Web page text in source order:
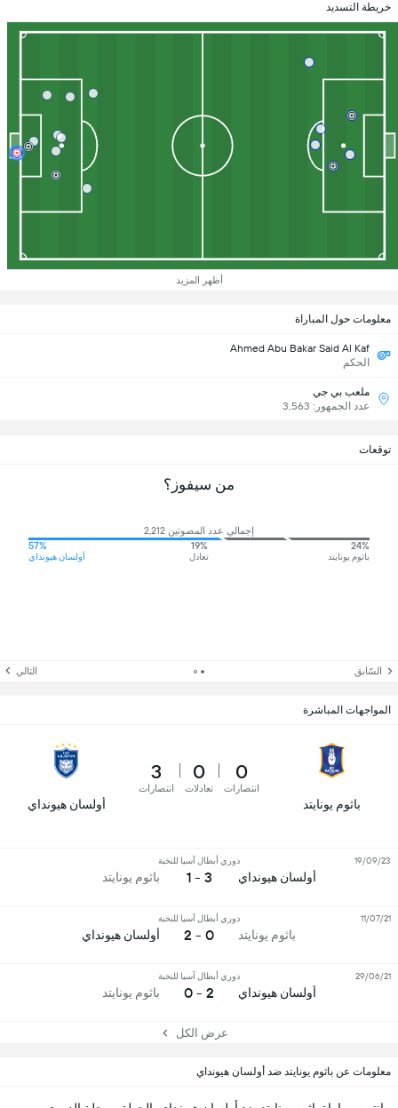
خريطة التسديد
أظهر المزيد
معلومات حول المباراة
Ahmed Abu Bakar Said Al Kaf
الحكم
ملعب بي جي
عدد الجمهور: 3,563
توقعات
من سيفوز؟
إجمالي عدد المصوتين 2,212
24%
باثوم يونايتد
19%
تعادل
57%
أولسان هيونداي
السّابق التالي
المواجهات المباشرة
باثوم يونايتد
0
انتصارات
0
تعادلات
3
انتصارات
أولسان هيونداي
أولسان هيونداي
دوري أبطال آسيا للنخبة
3 - 1 باثوم يونايتد
19/09/23
باثوم يونايتد
دوري أبطال آسيا للنخبة
0 - 2 أولسان هيونداي
11/07/21
أولسان هيونداي
دوري أبطال آسيا للنخبة
2 - 0 باثوم يونايتد
29/06/21
عرض الكل
معلومات عن باثوم يونايتد ضد أولسان هيونداي